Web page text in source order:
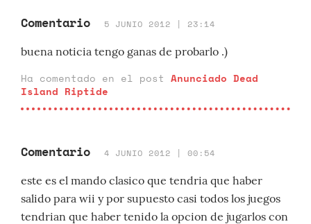
Comentario 5 JUNIO 2012 | 23:14
buena noticia tengo ganas de probarlo .)
Ha comentado en el post Anunciado Dead
Island Riptide
Comentario 4 JUNIO 2012 | 00:54
este es el mando clasico que tendria que haber
salido para wii y por supuesto casi todos los juegos
tendrian que haber tenido la opcion de jugarlos con